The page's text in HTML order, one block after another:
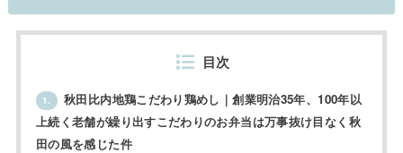
目次
1.
秋田比内地鶏こだわり鶏めし｜創業明治35年、100年以
上続く老舗が繰り出すこだわりのお弁当は万事抜け目なく秋
田の風を感じた件